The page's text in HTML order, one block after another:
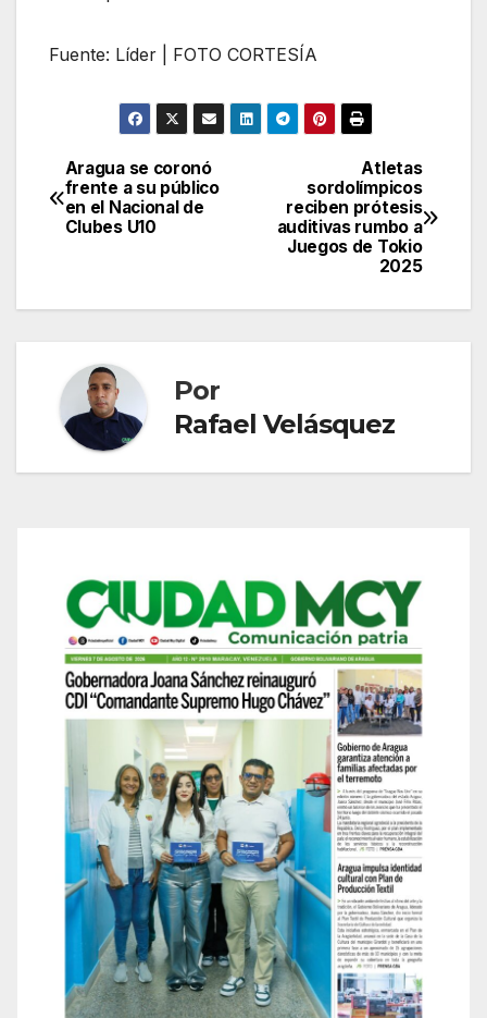
Fuente: Líder | FOTO CORTESÍA
Navegación
de
Atletas
sordolímpicos
reciben prótesis
auditivas rumbo a
Juegos de Tokio
2025
Aragua se coronó
frente a su público
en el Nacional de
Clubes U10
Por
Rafael Velásquez